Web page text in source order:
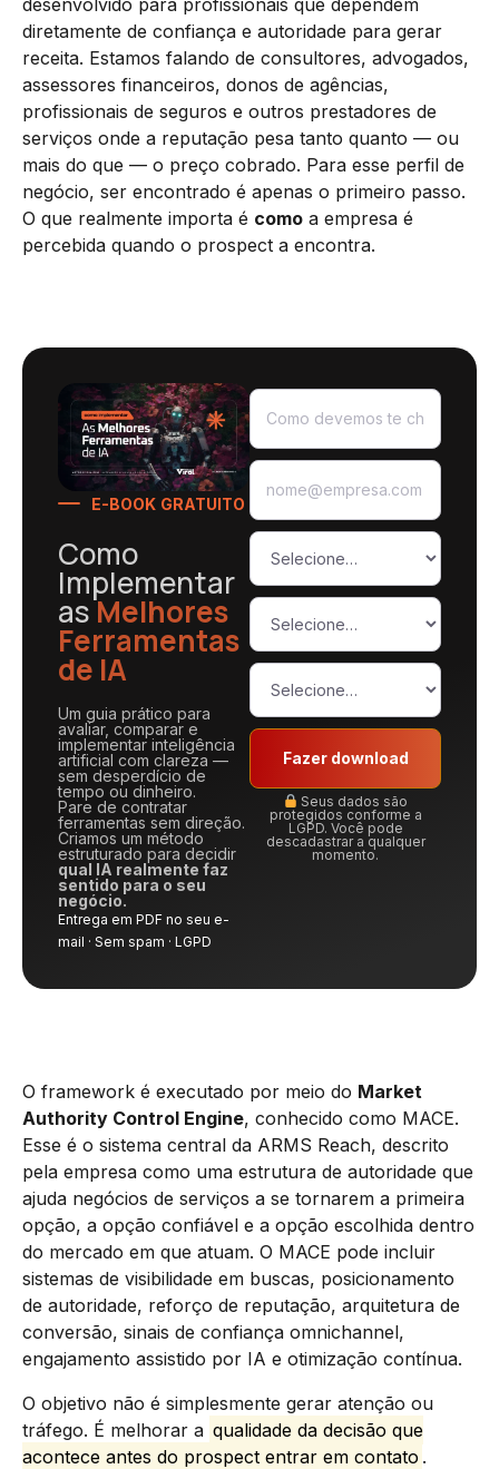
desenvolvido para profissionais que dependem
diretamente de confiança e autoridade para gerar
receita. Estamos falando de consultores, advogados,
assessores financeiros, donos de agências,
profissionais de seguros e outros prestadores de
serviços onde a reputação pesa tanto quanto — ou
mais do que — o preço cobrado. Para esse perfil de
negócio, ser encontrado é apenas o primeiro passo.
O que realmente importa é como a empresa é
percebida quando o prospect a encontra.
E-BOOK GRATUITO
Como
Implementar
asMelhores
Ferramentas
de IA
Um guia prático para
avaliar, comparar e
implementar inteligência
artificial com clareza —
sem desperdício de
tempo ou dinheiro.
Pare de contratar
ferramentas sem direção.
Criamos um método
estruturado para decidir
qual IA realmente faz
sentido para o seu
negócio.
Entrega em PDF no seu e-
mail · Sem spam · LGPD
Fazer download
Seus dados são
protegidos conforme a
LGPD. Você pode
descadastrar a qualquer
momento.
O framework é executado por meio do Market
Authority Control Engine, conhecido como MACE.
Esse é o sistema central da ARMS Reach, descrito
pela empresa como uma estrutura de autoridade que
ajuda negócios de serviços a se tornarem a primeira
opção, a opção confiável e a opção escolhida dentro
do mercado em que atuam. O MACE pode incluir
sistemas de visibilidade em buscas, posicionamento
de autoridade, reforço de reputação, arquitetura de
conversão, sinais de confiança omnichannel,
engajamento assistido por IA e otimização contínua.
O objetivo não é simplesmente gerar atenção ou
tráfego. É melhorar a qualidade da decisão que
acontece antes do prospect entrar em contato .